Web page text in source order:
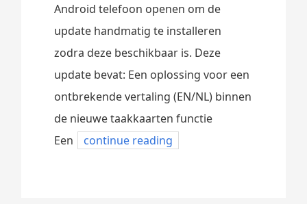
Android telefoon openen om de
update handmatig te installeren
zodra deze beschikbaar is. Deze
update bevat: Een oplossing voor een
ontbrekende vertaling (EN/NL) binnen
de nieuwe taakkaarten functie
Een
continue reading